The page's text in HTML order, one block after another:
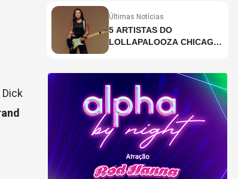
PAULO?
Últimas Notícias
5 ARTISTAS DO
LOLLAPALOOZA CHICAGO